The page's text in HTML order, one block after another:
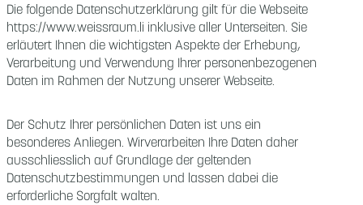
Die folgende Datenschutzerklärung gilt für die Webseite
https://www.weissraum.li inklusive aller Unterseiten. Sie
erläutert Ihnen die wichtigsten Aspekte der Erhebung,
Verarbeitung und Verwendung Ihrer personenbezogenen
Daten im Rahmen der Nutzung unserer Webseite.
Der Schutz Ihrer persönlichen Daten ist uns ein
besonderes Anliegen. Wirverarbeiten Ihre Daten daher
ausschliesslich auf Grundlage der geltenden
Datenschutzbestimmungen und lassen dabei die
erforderliche Sorgfalt walten.